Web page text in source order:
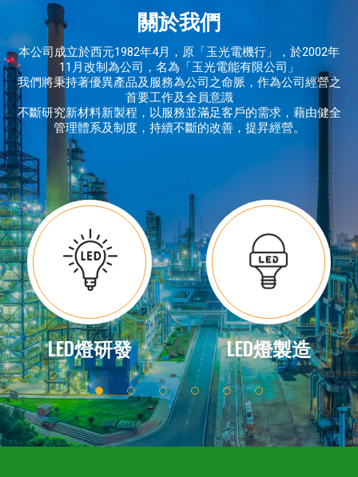
關於我們
本公司成立於西元1982年4月，原「玉光電機行」，於2002年
11月改制為公司，名為「玉光電能有限公司」
我們將秉持著優異產品及服務為公司之命脈，作為公司經營之
首要工作及全員意識
不斷研究新材料新製程，以服務並滿足客戶的需求，藉由健全
管理體系及制度，持續不斷的改善，提昇經營。
LED燈研發 LED燈製造
1 2 3 4 5 6